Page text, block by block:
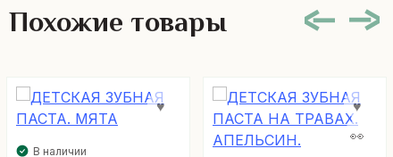
Похожие товары
В наличии